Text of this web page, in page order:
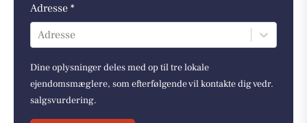
Adresse *
Adresse
Dine oplysninger deles med op til tre lokale
ejendomsmæglere, som efterfølgende vil kontakte dig vedr.
salgsvurdering.